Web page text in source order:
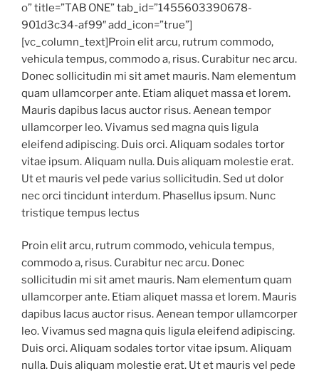
o” title=”TAB ONE” tab_id=”1455603390678-
901d3c34-af99″ add_icon=”true”]
[vc_column_text]Proin elit arcu, rutrum commodo,
vehicula tempus, commodo a, risus. Curabitur nec arcu.
Donec sollicitudin mi sit amet mauris. Nam elementum
quam ullamcorper ante. Etiam aliquet massa et lorem.
Mauris dapibus lacus auctor risus. Aenean tempor
ullamcorper leo. Vivamus sed magna quis ligula
eleifend adipiscing. Duis orci. Aliquam sodales tortor
vitae ipsum. Aliquam nulla. Duis aliquam molestie erat.
Ut et mauris vel pede varius sollicitudin. Sed ut dolor
nec orci tincidunt interdum. Phasellus ipsum. Nunc
tristique tempus lectus
Proin elit arcu, rutrum commodo, vehicula tempus,
commodo a, risus. Curabitur nec arcu. Donec
sollicitudin mi sit amet mauris. Nam elementum quam
ullamcorper ante. Etiam aliquet massa et lorem. Mauris
dapibus lacus auctor risus. Aenean tempor ullamcorper
leo. Vivamus sed magna quis ligula eleifend adipiscing.
Duis orci. Aliquam sodales tortor vitae ipsum. Aliquam
nulla. Duis aliquam molestie erat. Ut et mauris vel pede